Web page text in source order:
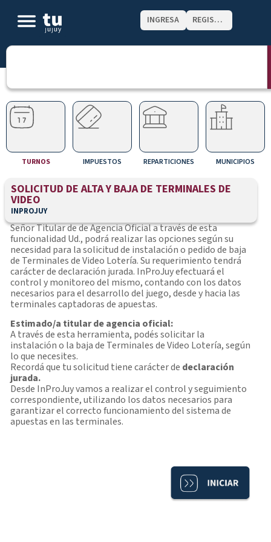
INGRESA REGISTRATE
TURNOS IMPUESTOS REPARTICIONES MUNICIPIOS
SOLICITUD DE ALTA Y BAJA DE TERMINALES DE
VIDEO
INPROJUY
Señor Titular de de Agencia Oficial a través de esta
funcionalidad Ud., podrá realizar las opciones según su
necesidad para la solicitud de instalación o pedido de baja
de Terminales de Video Lotería. Su requerimiento tendrá
carácter de declaración jurada. InProJuy efectuará el
control y monitoreo del mismo, contando con los datos
necesarios para el desarrollo del juego, desde y hacia las
terminales captadoras de apuestas.
Estimado/a titular de agencia oficial:
A través de esta herramienta, podés solicitar la
instalación o la baja de Terminales de Video Lotería, según
lo que necesites.
Recordá que tu solicitud tiene carácter de declaración
jurada.
Desde InProJuy vamos a realizar el control y seguimiento
correspondiente, utilizando los datos necesarios para
garantizar el correcto funcionamiento del sistema de
apuestas en las terminales.